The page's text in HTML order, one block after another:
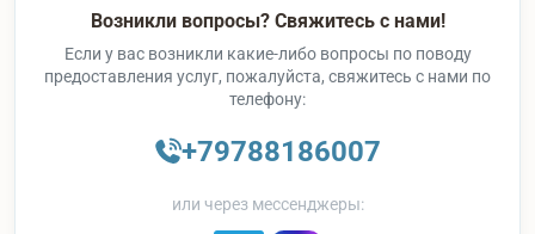
Возникли вопросы? Свяжитесь с нами!
Если у вас возникли какие-либо вопросы по поводу
предоставления услуг, пожалуйста, свяжитесь с нами по
телефону:
+79788186007
или через мессенджеры: